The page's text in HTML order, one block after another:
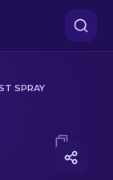
SPRAY